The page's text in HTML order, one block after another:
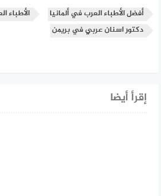
أفضل الأطباء العرب في ألمانيا
الأطباء
دكتور اسنان عربي في بريمن
إقرأ أيضا